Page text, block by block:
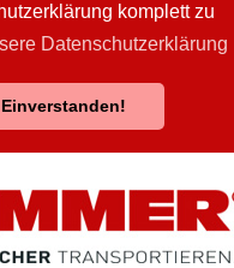
komplett zu
Datenschutzerklärung
Einverstanden!